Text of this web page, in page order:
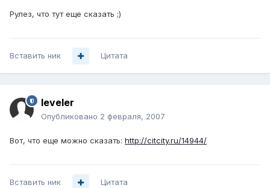
Рулез, что тут еще сказать ;)
Вставить ник Цитата
leveler
Опубликовано 2 февраля, 2007
Вот, что еще можно сказать: http://citcity.ru/14944/
Вставить ник Цитата